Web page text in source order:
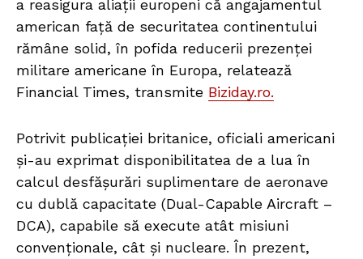
a reasigura aliații europeni că angajamentul
american față de securitatea continentului
rămâne solid, în pofida reducerii prezenței
militare americane în Europa, relatează
Financial Times, transmite Biziday.ro.
Potrivit publicației britanice, oficiali americani
și-au exprimat disponibilitatea de a lua în
calcul desfășurări suplimentare de aeronave
cu dublă capacitate (Dual-Capable Aircraft –
DCA), capabile să execute atât misiuni
convenționale, cât și nucleare. În prezent,